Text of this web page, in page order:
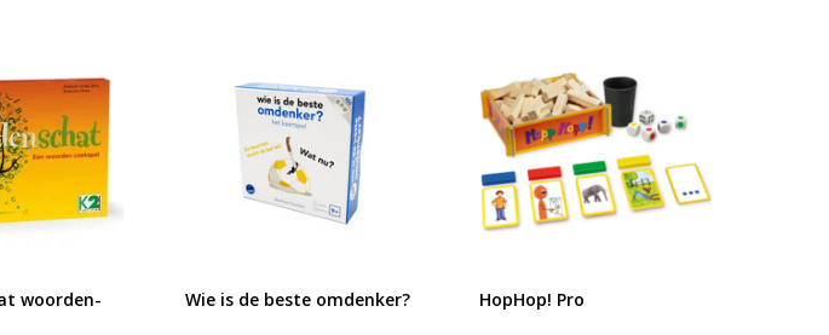
woorden-
Wie is de beste omdenker? HopHop! Pro